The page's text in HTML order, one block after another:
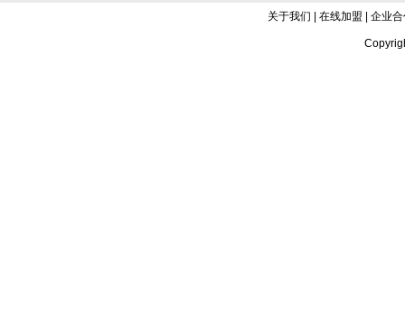
关于我们 在线加盟 企业合